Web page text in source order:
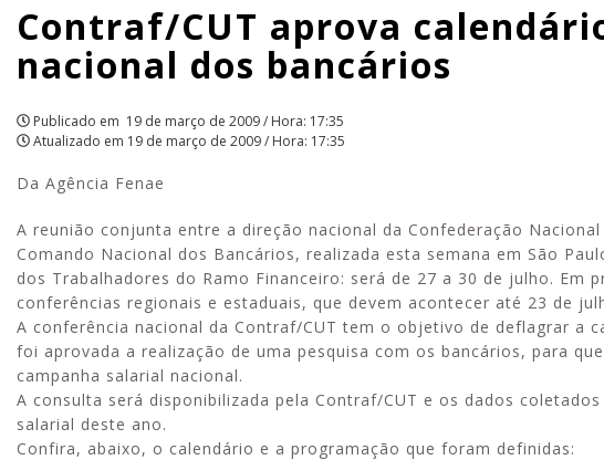
bancários
|
APCEF/SP
Contraf/CUT aprova
nacional dos bancários
Publicado em 19 de março de 2009 / Hora: 17:35
Atualizado em 19 de março de 2009 / Hora: 17:35
Da Agência Fenae
A reunião conjunta entre a direção nacional da Confederação
Comando Nacional dos Bancários, realizada esta semana em São
dos Trabalhadores do Ramo Financeiro: será de 27 a 30 de julho. Em
conferências regionais e estaduais, que devem acontecer até 23 de
A conferência nacional da Contraf/CUT tem o objetivo de deflagrar a
foi aprovada a realização de uma pesquisa com os bancários, para
campanha salarial nacional.
A consulta será disponibilizada pela Contraf/CUT e os dados
salarial deste ano.
Confira, abaixo, o calendário e a programação que foram definidas:
e